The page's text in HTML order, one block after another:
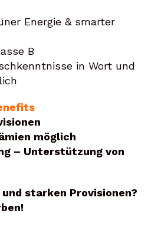
Energie & smarter
B
in Wort und
möglich
– Unterstützung von
starken Provisionen?